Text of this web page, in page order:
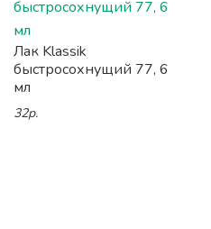
Лак Klassik
быстросохнущий 77, 6
мл
32р.